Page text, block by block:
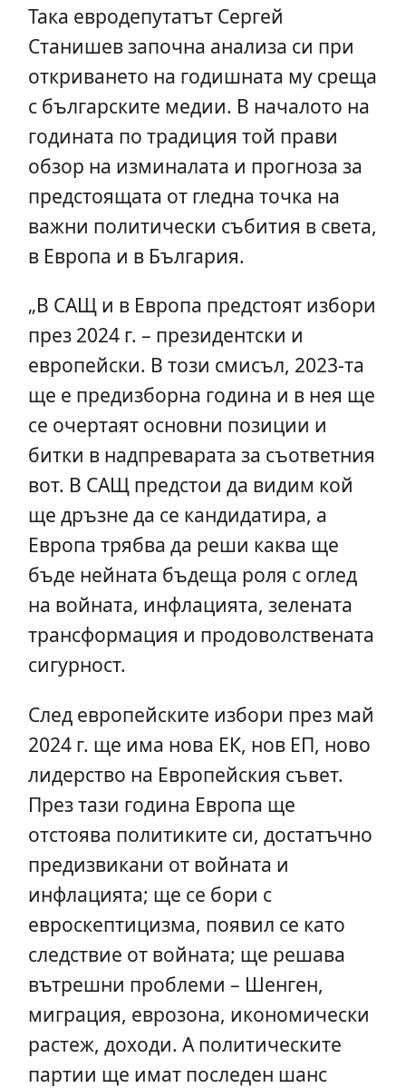
Така евродепутатът Сергей
Станишев започна анализа си при
откриването на годишната му среща
с българските медии. В началото на
годината по традиция той прави
обзор на изминалата и прогноза за
предстоящата от гледна точка на
важни политически събития в света,
в Европа и в България.
„В САЩ и в Европа предстоят избори
през 2024 г. – президентски и
европейски. В този смисъл, 2023-та
ще е предизборна година и в нея ще
се очертаят основни позиции и
битки в надпреварата за съответния
вот. В САЩ предстои да видим кой
ще дръзне да се кандидатира, а
Европа трябва да реши каква ще
бъде нейната бъдеща роля с оглед
на войната, инфлацията, зелената
трансформация и продоволствената
сигурност.
След европейските избори през май
2024 г. ще има нова ЕК, нов ЕП, ново
лидерство на Европейския съвет.
През тази година Европа ще
отстоява политиките си, достатъчно
предизвикани от войната и
инфлацията; ще се бори с
евроскептицизма, появил се като
следствие от войната; ще решава
вътрешни проблеми – Шенген,
миграция, еврозона, икономически
растеж, доходи. А политическите
партии ще имат последен шанс